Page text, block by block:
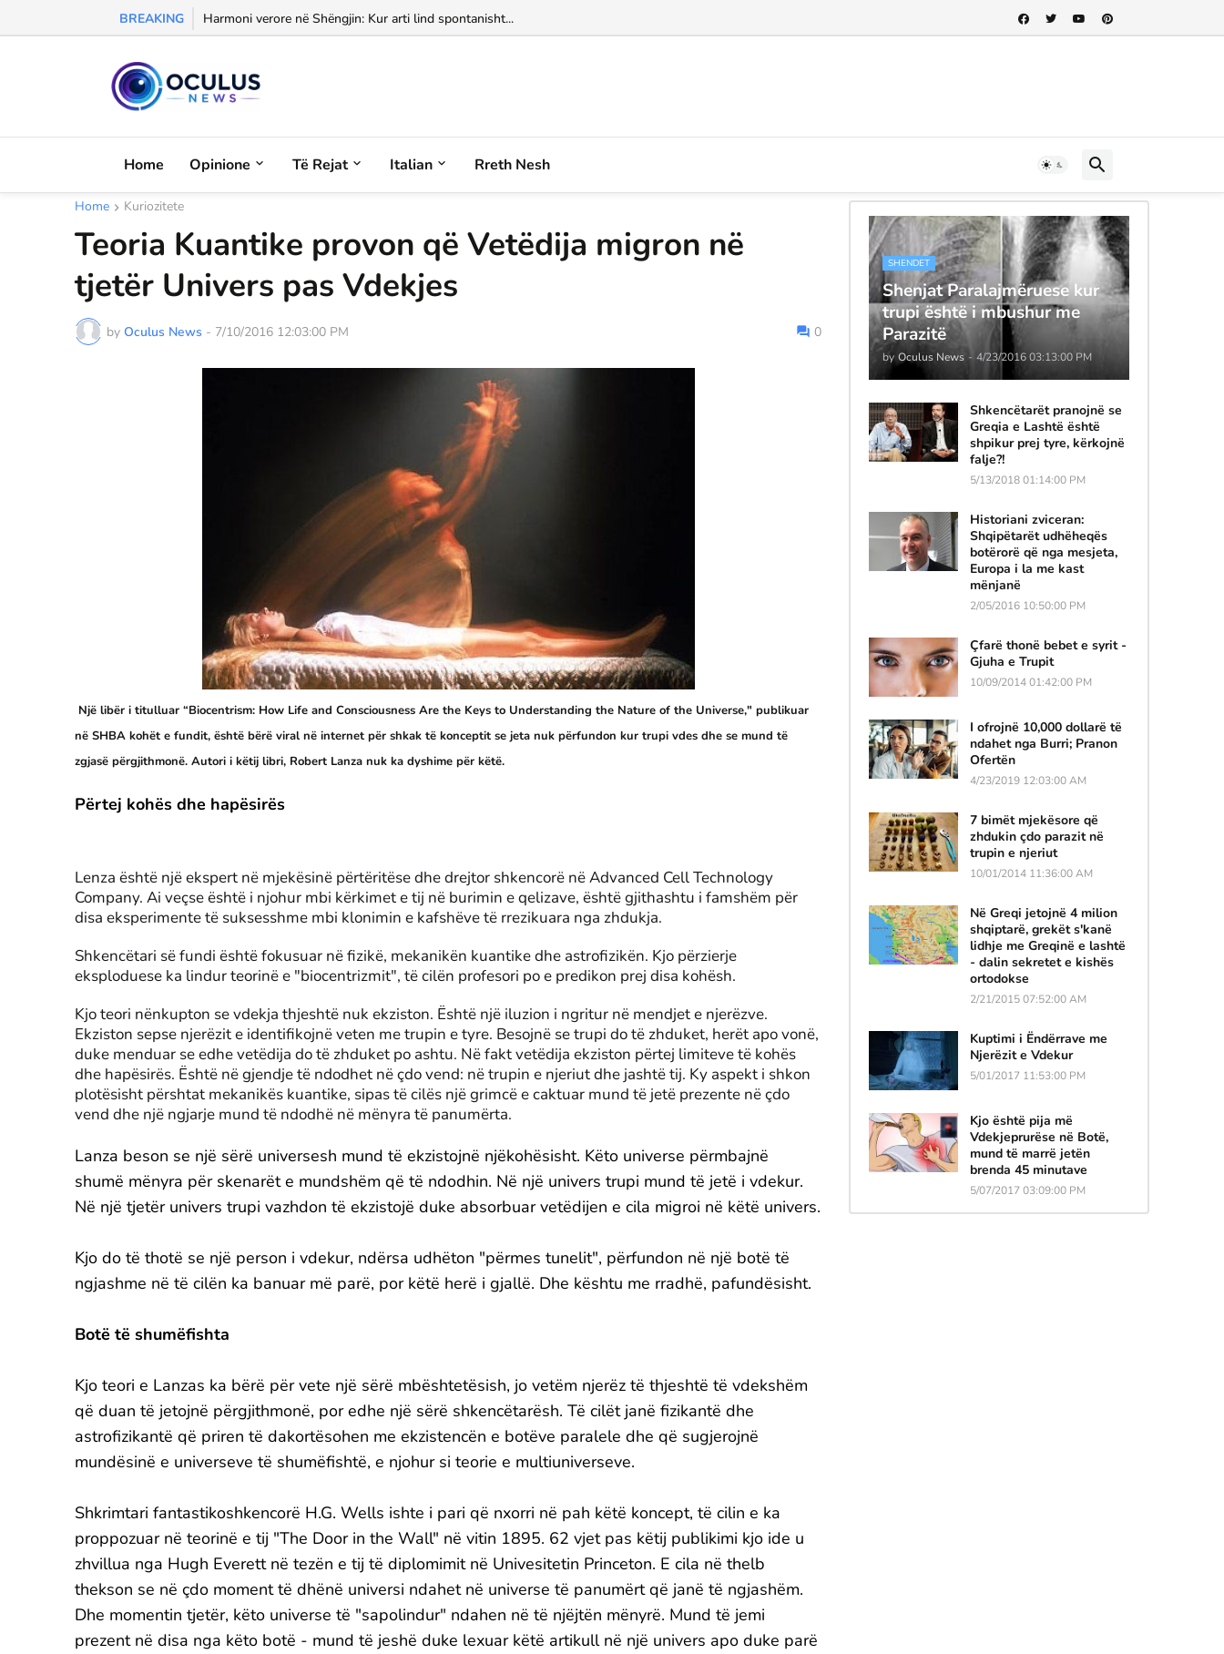
BREAKING Morali, frika dhe dashuria...
Home Opinione Të Rejat Italian Rreth Nesh
Home Kuriozitete
Teoria Kuantike provon që Vetëdija migron në
tjetër Univers pas Vdekjes
by Oculus News - 7/10/2016 12:03:00 PM 0
Një libër i titulluar “Biocentrism: How Life and Consciousness Are the Keys to Understanding the Nature of the Universe," publikuar
në SHBA kohët e fundit, është bërë viral në internet për shkak të konceptit se jeta nuk përfundon kur trupi vdes dhe se mund të
zgjasë përgjithmonë. Autori i këtij libri, Robert Lanza nuk ka dyshime për këtë.
Përtej kohës dhe hapësirës
Lenza është një ekspert në mjekësinë përtëritëse dhe drejtor shkencorë në Advanced Cell Technology
Company. Ai veçse është i njohur mbi kërkimet e tij në burimin e qelizave, është gjithashtu i famshëm për
disa eksperimente të suksesshme mbi klonimin e kafshëve të rrezikuara nga zhdukja.
Shkencëtari së fundi është fokusuar në fizikë, mekanikën kuantike dhe astrofizikën. Kjo përzierje
eksploduese ka lindur teorinë e "biocentrizmit", të cilën profesori po e predikon prej disa kohësh.
Kjo teori nënkupton se vdekja thjeshtë nuk ekziston. Është një iluzion i ngritur në mendjet e njerëzve.
Ekziston sepse njerëzit e identifikojnë veten me trupin e tyre. Besojnë se trupi do të zhduket, herët apo vonë,
duke menduar se edhe vetëdija do të zhduket po ashtu. Në fakt vetëdija ekziston përtej limiteve të kohës
dhe hapësirës. Është në gjendje të ndodhet në çdo vend: në trupin e njeriut dhe jashtë tij. Ky aspekt i shkon
plotësisht përshtat mekanikës kuantike, sipas të cilës një grimcë e caktuar mund të jetë prezente në çdo
vend dhe një ngjarje mund të ndodhë në mënyra të panumërta.
Lanza beson se një sërë universesh mund të ekzistojnë njëkohësisht. Këto universe përmbajnë
shumë mënyra për skenarët e mundshëm që të ndodhin. Në një univers trupi mund të jetë i vdekur.
Në një tjetër univers trupi vazhdon të ekzistojë duke absorbuar vetëdijen e cila migroi në këtë univers.
Kjo do të thotë se një person i vdekur, ndërsa udhëton "përmes tunelit", përfundon në një botë të
ngjashme në të cilën ka banuar më parë, por këtë herë i gjallë. Dhe kështu me rradhë, pafundësisht.
Botë të shumëfishta
Kjo teori e Lanzas ka bërë për vete një sërë mbështetësish, jo vetëm njerëz të thjeshtë të vdekshëm
që duan të jetojnë përgjithmonë, por edhe një sërë shkencëtarësh. Të cilët janë fizikantë dhe
astrofizikantë që priren të dakortësohen me ekzistencën e botëve paralele dhe që sugjerojnë
mundësinë e universeve të shumëfishtë, e njohur si teorie e multiuniverseve.
Shkrimtari fantastikoshkencorë H.G. Wells ishte i pari që nxorri në pah këtë koncept, të cilin e ka
proppozuar në teorinë e tij "The Door in the Wall" në vitin 1895. 62 vjet pas këtij publikimi kjo ide u
zhvillua nga Hugh Everett në tezën e tij të diplomimit në Univesitetin Princeton. E cila në thelb
thekson se në çdo moment të dhënë universi ndahet në universe të panumërt që janë të ngjashëm.
Dhe momentin tjetër, këto universe të "sapolindur" ndahen në të njëjtën mënyrë. Mund të jemi
prezent në disa nga këto botë - mund të jeshë duke lexuar këtë artikull në një univers apo duke parë
SHENDET
Shenjat Paralajmëruese kur
trupi është i mbushur me
Parazitë
by Oculus News - 4/23/2016 03:13:00 PM
Shkencëtarët pranojnë se
Greqia e Lashtë është
shpikur prej tyre, kërkojnë
falje?!
5/13/2018 01:14:00 PM
Historiani zviceran:
Shqipëtarët udhëheqës
botërorë që nga mesjeta,
Europa i la me kast
mënjanë
2/05/2016 10:50:00 PM
Çfarë thonë bebet e syrit -
Gjuha e Trupit
10/09/2014 01:42:00 PM
I ofrojnë 10,000 dollarë të
ndahet nga Burri; Pranon
Ofertën
4/23/2019 12:03:00 AM
7 bimët mjekësore që
zhdukin çdo parazit në
trupin e njeriut
10/01/2014 11:36:00 AM
Në Greqi jetojnë 4 milion
shqiptarë, grekët s'kanë
lidhje me Greqinë e lashtë
- dalin sekretet e kishës
ortodokse
2/21/2015 07:52:00 AM
Kuptimi i Ëndërrave me
Njerëzit e Vdekur
5/01/2017 11:53:00 PM
Kjo është pija më
Vdekjeprurëse në Botë,
mund të marrë jetën
brenda 45 minutave
5/07/2017 03:09:00 PM